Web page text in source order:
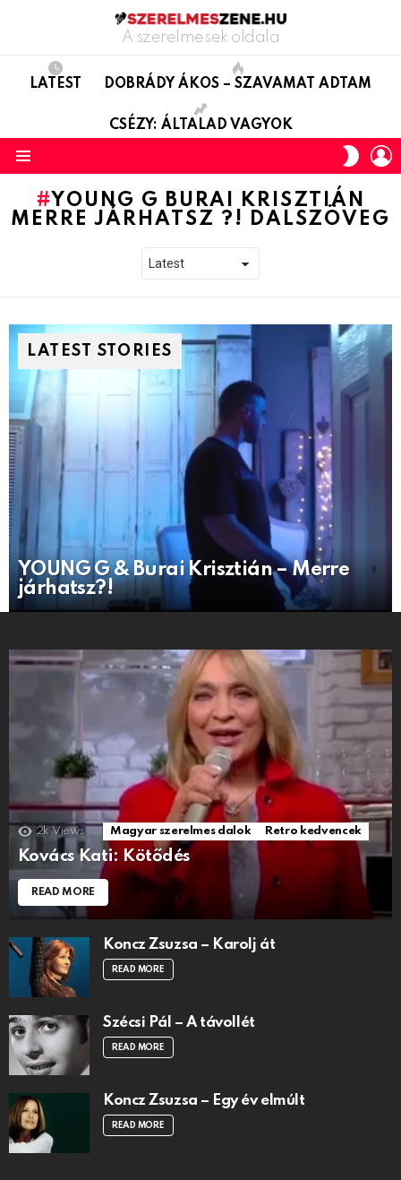
A szerelmesek oldala
LATEST DOBRÁDY ÁKOS – SZAVAMAT ADTAM
CSÉZY: ÁLTALAD VAGYOK
SKIN
YOUNG G BURAI KRISZTIÁN
MERRE JÁRHATSZ ?! DALSZÖVEG
LATEST STORIES
YOUNG G & Burai Krisztián – Merre
járhatsz?!
2k Views Magyar szerelmes dalok Retro kedvencek
Kovács Kati: Kötődés
READ MORE
Koncz Zsuzsa – Karolj át
READ MORE
Szécsi Pál – A távollét
READ MORE
Koncz Zsuzsa – Egy év elmúlt
READ MORE